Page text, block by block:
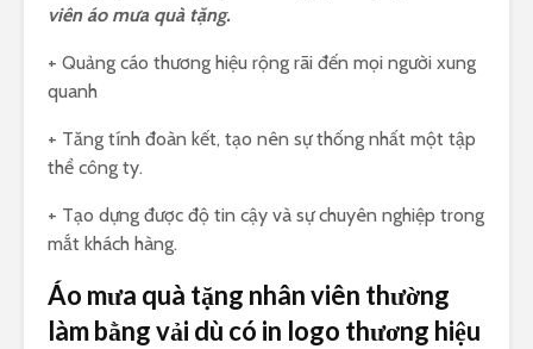
viên áo mưa quà tặng.
+ Quảng cáo thương hiệu rộng rãi đến mọi người xung
quanh
+ Tăng tính đoàn kết, tạo nên sự thống nhất một tập
thể công ty.
+ Tạo dựng được độ tin cậy và sự chuyên nghiệp trong
mắt khách hàng.
Áo mưa quà tặng nhân viên thường
làm bằng vải dù có in logo thương hiệu